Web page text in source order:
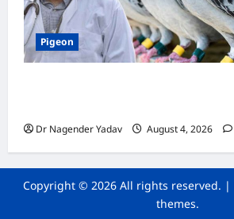
Pigeon
Dr Nagender Yadav August 4, 2026
Copyright © 2026 All rights reserved. |
themes.